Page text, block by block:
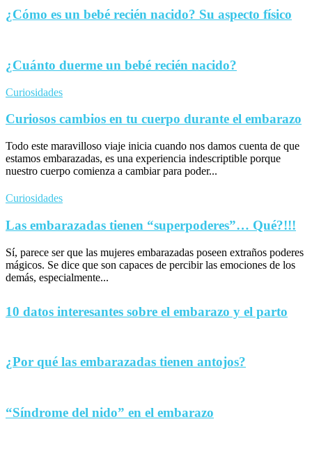
¿Cómo es un bebé recién nacido? Su aspecto físico
¿Cuánto duerme un bebé recién nacido?
Curiosidades
Curiosos cambios en tu cuerpo durante el embarazo
Todo este maravilloso viaje inicia cuando nos damos cuenta de que
estamos embarazadas, es una experiencia indescriptible porque
nuestro cuerpo comienza a cambiar para poder...
Curiosidades
Las embarazadas tienen “superpoderes”… Qué?!!!
Sí, parece ser que las mujeres embarazadas poseen extraños poderes
mágicos. Se dice que son capaces de percibir las emociones de los
demás, especialmente...
10 datos interesantes sobre el embarazo y el parto
¿Por qué las embarazadas tienen antojos?
“Síndrome del nido” en el embarazo